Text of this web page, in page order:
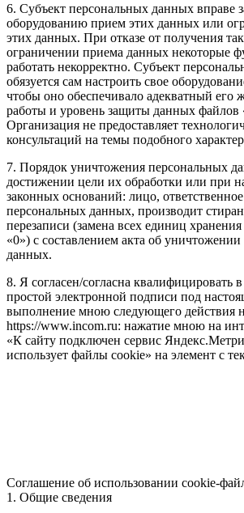
6. Субъект персональных данных вправе
оборудованию прием этих данных или
этих данных. При отказе от получения
ограничении приема данных некоторые
работать некорректно. Субъект
обязуется сам настроить свое
чтобы оно обеспечивало адекватный его
работы и уровень защиты данных файлов
Организация не предоставляет
консультаций на темы подобного
7. Порядок уничтожения персональных
достижении цели их обработки или при
законных оснований: лицо,
персональных данных, производит
перезаписи (замена всех единиц
«0») с составлением акта об
данных.
8. Я согласен/согласна квалифицировать в
простой электронной подписи под
выполнение мною следующего действия
https://www.incom.ru: нажатие мною на
«К сайту подключен сервис
использует файлы cookie» на элемент с
Соглашение об использовании cookie-
1. Общие сведения